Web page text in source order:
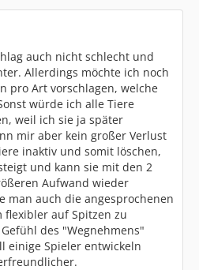
auch nicht schlecht und
Allerdings möchte ich noch
pro Art vorschlagen, welche
würde ich alle Tiere
weil ich sie ja später
mir aber kein großer Verlust
inaktiv und somit löschen,
und kann sie mit den 2
Aufwand wieder
man auch die angesprochenen
flexibler auf Spitzen zu
des "Wegnehmens"
einige Spieler entwickeln